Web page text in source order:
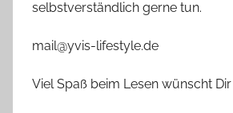
selbstverständlich gerne tun.
mail@yvis-lifestyle.de
Viel Spaß beim Lesen wünscht Dir